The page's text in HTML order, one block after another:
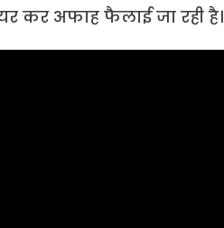
कर अफाह फैलाई जा रही है।